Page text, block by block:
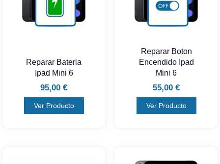
Reparar Bateria
Ipad Mini 6
95,00 €
Ver Producto
Reparar Boton
Encendido Ipad
Mini 6
55,00 €
Ver Producto